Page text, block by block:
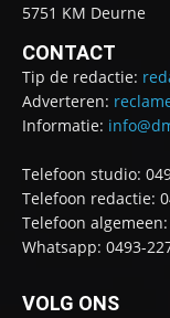
5751 KM Deurne
CONTACT
Tip de redactie:
Adverteren:
Informatie:
Telefoon studio:
Telefoon redactie:
Telefoon
Whatsapp: 0493-
VOLG ONS